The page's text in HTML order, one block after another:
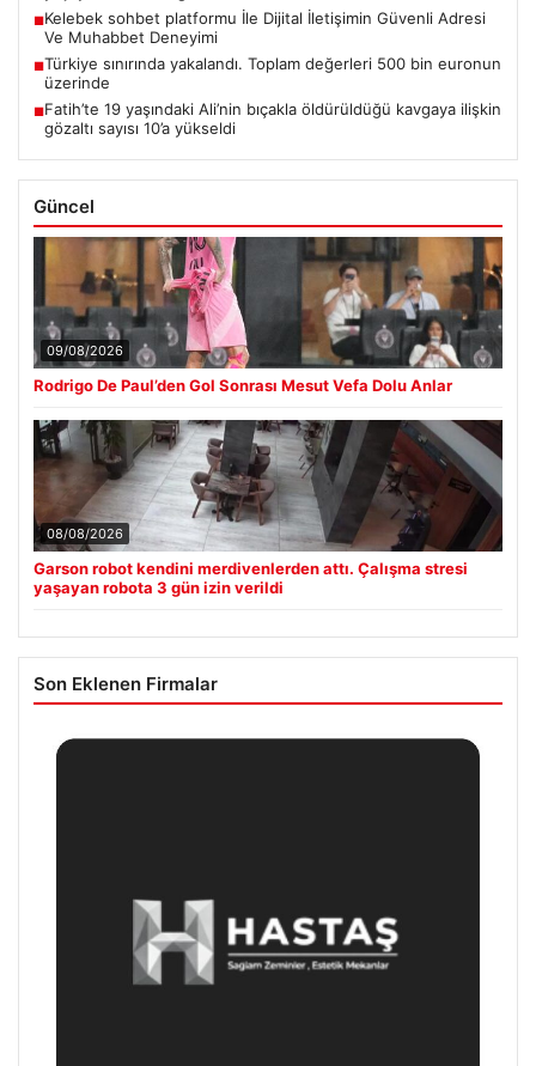
■Kelebek sohbet platformu İle Dijital İletişimin Güvenli Adresi
Ve Muhabbet Deneyimi
■Türkiye sınırında yakalandı. Toplam değerleri 500 bin euronun
üzerinde
■Fatih’te 19 yaşındaki Ali’nin bıçakla öldürüldüğü kavgaya ilişkin
gözaltı sayısı 10’a yükseldi
Güncel
09/08/2026
Rodrigo De Paul’den Gol Sonrası Mesut Vefa Dolu Anlar
08/08/2026
Garson robot kendini merdivenlerden attı. Çalışma stresi
yaşayan robota 3 gün izin verildi
Son Eklenen Firmalar